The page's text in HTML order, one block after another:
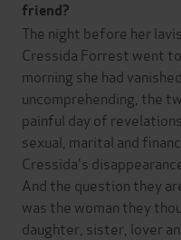
friend?
The night before her
Cressida Forrest went
morning she had
uncomprehending, the
painful day of
sexual, marital and
Cressida's
And the question they
was the woman they
daughter, sister, lover